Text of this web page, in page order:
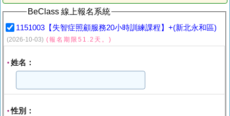
BeClass 線上報名系統
1151003【失智症照顧服務20小時訓練課程】+(新北永和區)
(2026-10-03) (報名期限51.2天。)
* 姓名：
*性別：